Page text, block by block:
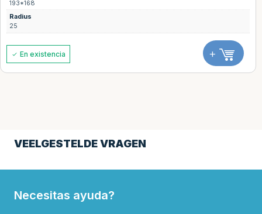
193*168
Radius
25
En existencia +
VEELGESTELDE VRAGEN
Necesitas ayuda?